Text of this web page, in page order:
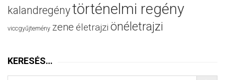
kalandregénytörténelmi regény
viccgyűjtemény zene életrajzi önéletrajzi
KERESÉS…